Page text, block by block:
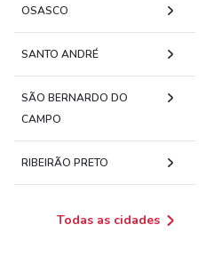
OSASCO
SANTO ANDRÉ
SÃO BERNARDO DO
CAMPO
RIBEIRÃO PRETO
Todas as cidades